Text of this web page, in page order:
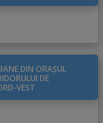
DIN ORAŞUL
DE
VEST